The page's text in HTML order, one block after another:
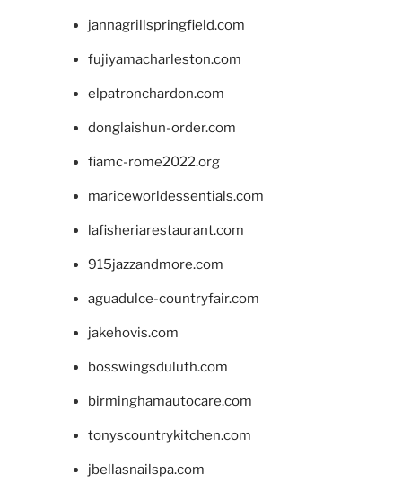
jannagrillspringfield.com
fujiyamacharleston.com
elpatronchardon.com
donglaishun-order.com
fiamc-rome2022.org
mariceworldessentials.com
lafisheriarestaurant.com
915jazzandmore.com
aguadulce-countryfair.com
jakehovis.com
bosswingsduluth.com
birminghamautocare.com
tonyscountrykitchen.com
jbellasnailspa.com